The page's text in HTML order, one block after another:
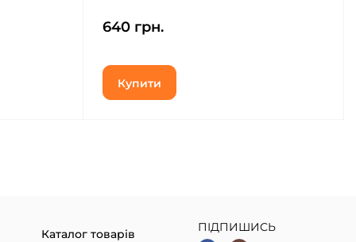
640 грн.
Купити
Каталог товарів
ПІДПИШИСЬ